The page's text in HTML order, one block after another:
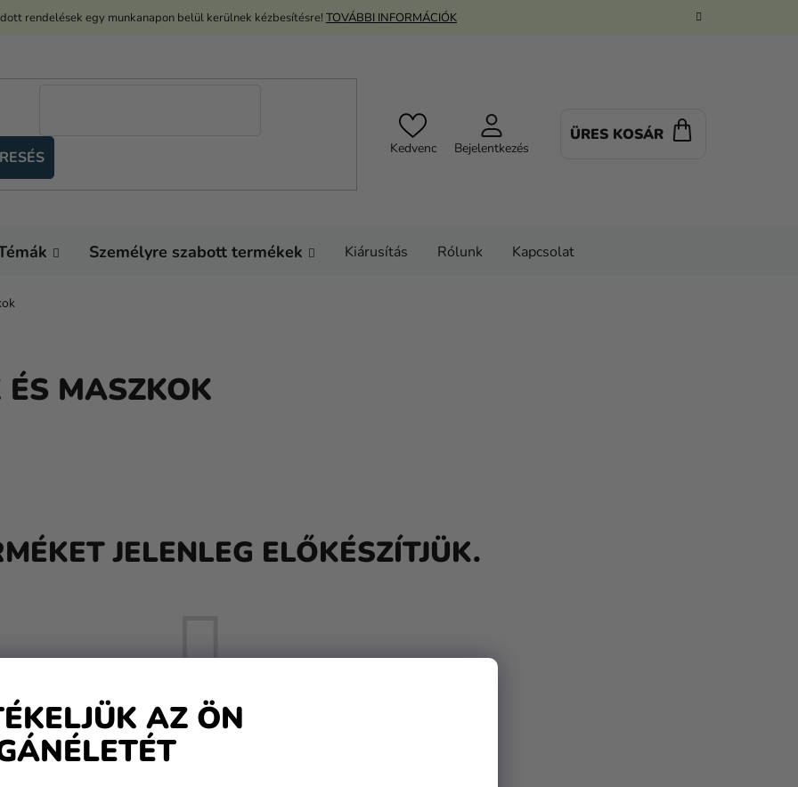
AZ ÖN
rendelések egy munkanapon belül kerülnek kézbesítésre! TOVÁBBI INFORMÁCIÓK
Kedvenc Bejelentkezés
ÜRES KOSÁR
Személyre szabott termékek Kiárusítás Rólunk Kapcsolat
MASZKOK
JELENLEG ELŐKÉSZÍTJÜK.
De a többi kategóriát is megtekintheti.